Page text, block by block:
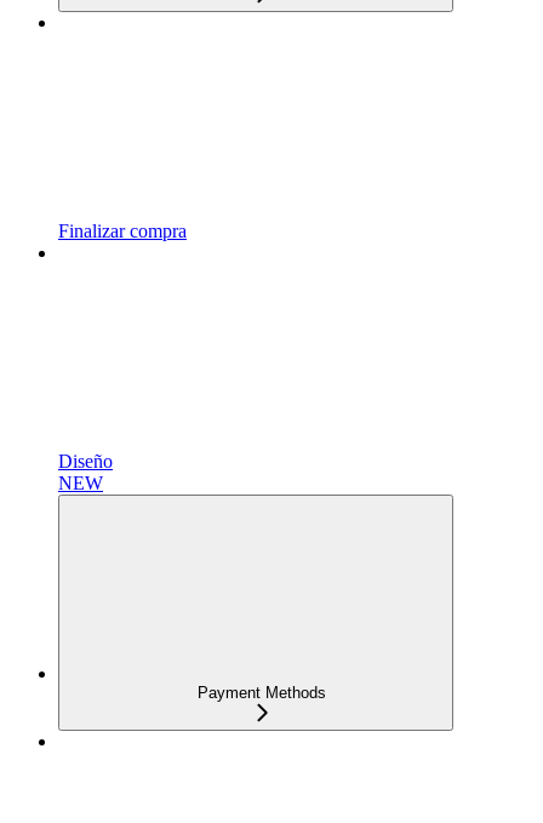
Finalizar compra
Diseño
NEW
Payment Methods